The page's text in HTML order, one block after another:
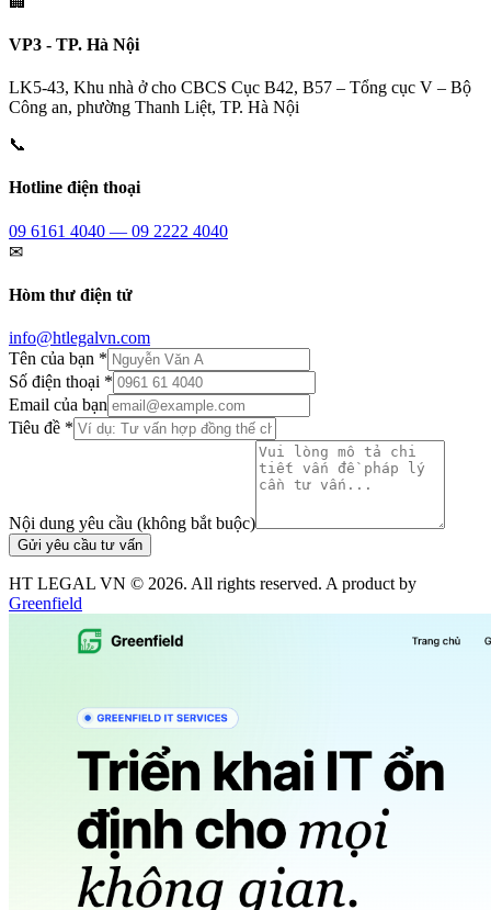
VP3 - TP. Hà Nội
LK5-43, Khu nhà ở cho CBCS Cục B42, B57 – Tổng cục V – Bộ
Công an, phường Thanh Liệt, TP. Hà Nội
📞
Hotline điện thoại
09 6161 4040 — 09 2222 4040
✉
Hòm thư điện tử
info@htlegalvn.com
Tên của bạn *
Số điện thoại *
Email của bạn
Tiêu đề *
Nội dung yêu cầu (không bắt buộc)
Gửi yêu cầu tư vấn
HT LEGAL VN © 2026. All rights reserved. A product by
Greenfield